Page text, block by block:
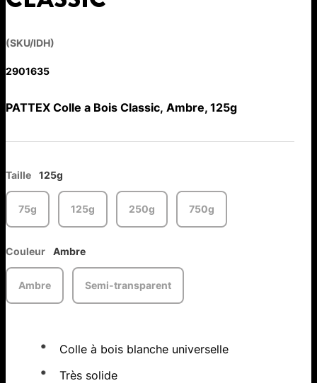
(SKU/IDH)
2901635
PATTEX Colle a Bois Classic, Ambre, 125g
Taille 125g
75g 125g 250g 750g
Couleur Ambre
Ambre Semi-transparent
Colle à bois blanche universelle
Très solide